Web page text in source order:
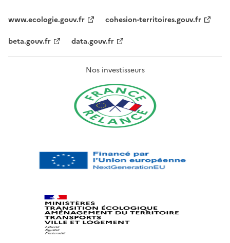
www.ecologie.gouv.fr
cohesion-territoires.gouv.fr
beta.gouv.fr
data.gouv.fr
Nos investisseurs